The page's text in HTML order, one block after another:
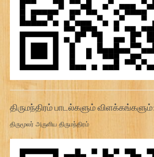
திருமந்திரம் பாடல்களும் விளக்கங்களும்:
திருமூலர் அருளிய திருமந்திரம்